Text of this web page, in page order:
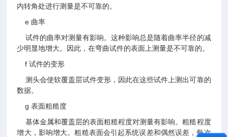
内转角处进行测量是不可靠的。
e 曲率
试件的曲率对测量有影响。这种影响总是随着曲率半径的减
少明显地增大。因此，在弯曲试件的表面上测量是不可靠的。
f 试件的变形
测头会使软覆盖层试件变形，因此在这些试件上测出可靠的
数据。
g 表面粗糙度
基体金属和覆盖层的表面粗糙程度对测量有影响。粗糙程度
增大，影响增大。粗糙表面会引起系统误差和偶然误差，每次